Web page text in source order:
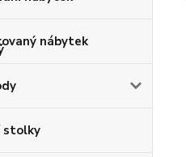
nábytek
stolky